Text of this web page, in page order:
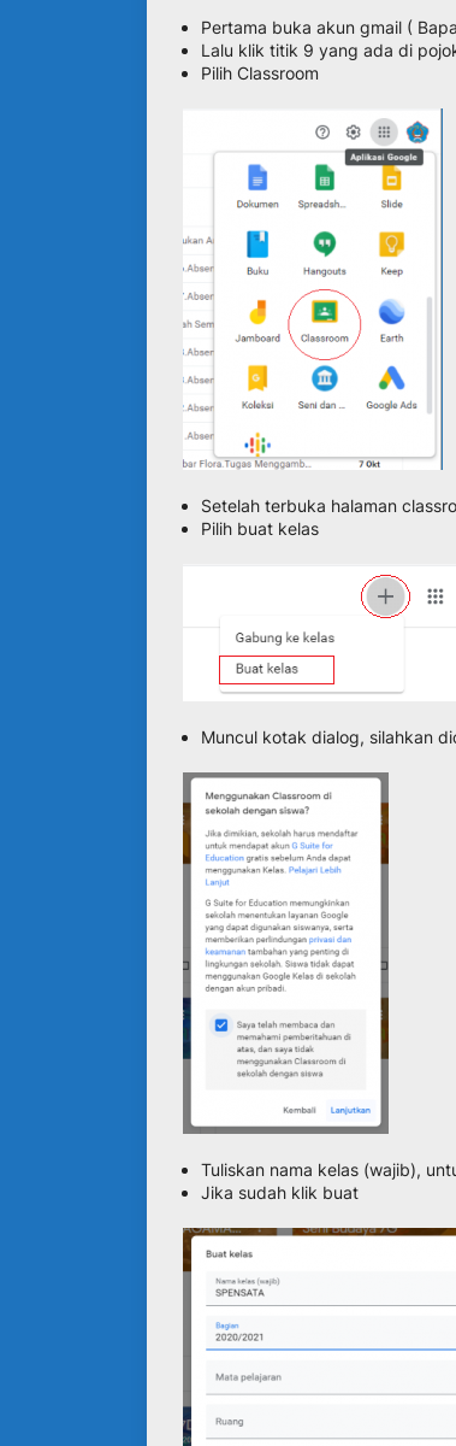
Pertama buka akun gmail (
Lalu klik titik 9 yang ada di
Pilih Classroom
Setelah terbuka halaman
Pilih buat kelas
Muncul kotak dialog, silahkan
Tuliskan nama kelas (wajib),
Jika sudah klik buat